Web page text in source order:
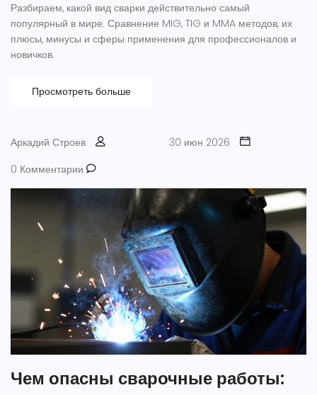
Разбираем, какой вид сварки действительно самый
популярный в мире. Сравнение MIG, TIG и MMA методов, их
плюсы, минусы и сферы применения для профессионалов и
новичков.
Просмотреть больше
Аркадий Строев
30 июн 2026
0 Комментарии
Чем опасны сварочные работы: